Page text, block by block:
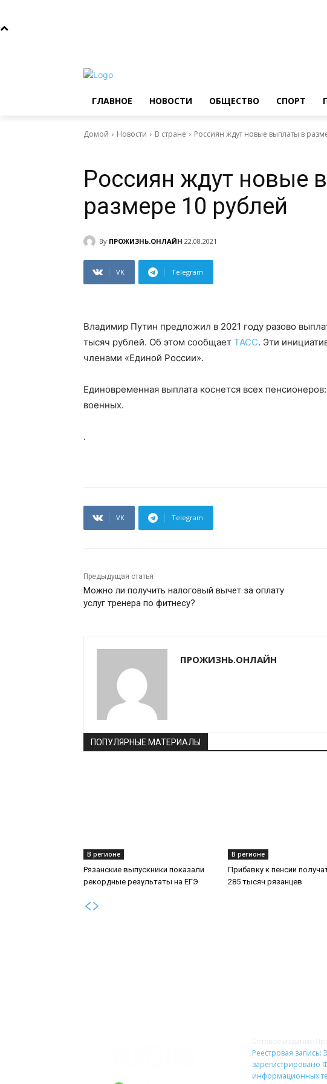
ГЛАВНОЕ НОВОСТИ ОБЩЕСТВО СПОРТ
Домой Новости В стране Россиян ждут новые выплаты в
Россиян ждут новые
размере 10 рублей
By ПРОЖИЗНЬ.ОНЛАЙН 22.08.2021
VK Telegram
Владимир Путин предложил в 2021 году разово
тысяч рублей. Об этом сообщает ТАСС. Эти
членами «Единой России».
Единовременная выплата коснется всех
военных.
.
VK Telegram
Предыдущая статья
Можно ли получить налоговый вычет за оплату
услуг тренера по фитнесу?
ПРОЖИЗНЬ.ОНЛАЙН
ПОПУЛЯРНЫЕ МАТЕРИАЛЫ
В регионе
Рязанские выпускники показали
рекордные результаты на ЕГЭ
В регионе
Прибавку к пенсии
285 тысяч рязанцев
Реестровая
зарегистрировано
информационных